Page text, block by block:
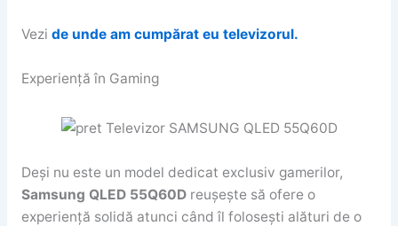
Vezi de unde am cumpărat eu televizorul.
Experiență în Gaming
Deși nu este un model dedicat exclusiv gamerilor,
Samsung QLED 55Q60Dreușește să ofere o
experiență solidă atunci când îl folosești alături de o